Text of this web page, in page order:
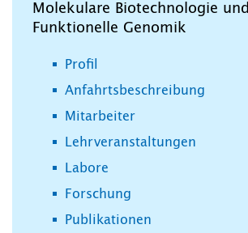
Molekulare Biotechnologie und
Funktionelle Genomik
Profil
Anfahrtsbeschreibung
Mitarbeiter
Lehrveranstaltungen
Labore
Forschung
Publikationen